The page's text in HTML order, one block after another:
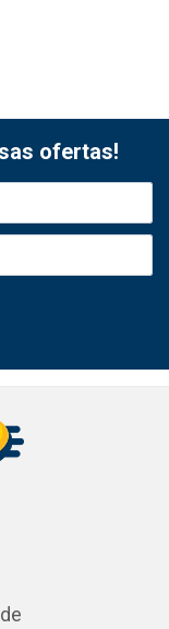
ofertas!